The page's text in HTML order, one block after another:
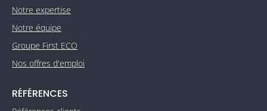
Notre expertise
Notre équipe
Groupe First ECO
Nos offres d'emploi
RÉFÉRENCES